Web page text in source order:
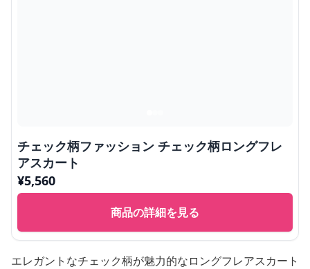
チェック柄ファッション チェック柄ロングフレ
アスカート
¥5,560
商品の詳細を見る
エレガントなチェック柄が魅力的なロングフレアスカート